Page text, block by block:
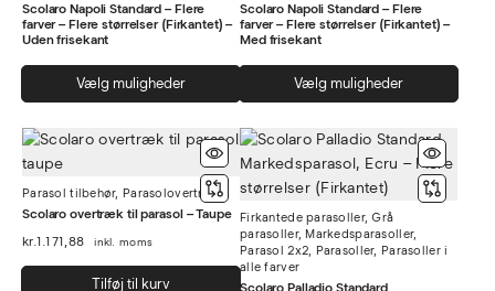
Scolaro Napoli Standard – Flere
farver – Flere størrelser (Firkantet) –
Uden frisekant
Vælg muligheder
vare
har
flere
varianter.
Mulighederne
kan
vælges
på
Scolaro Napoli Standard – Flere
farver – Flere størrelser (Firkantet) –
Med frisekant
Vælg muligheder
vare
Parasol tilbehør, Parasolovertræk
Scolaro overtræk til parasol – Taupe
kr.1.171,88 inkl. moms
Tilføj til kurv
Firkantede parasoller, Grå
parasoller, Markedsparasoller,
Parasol 2x2, Parasoller, Parasoller i
alle farver
Scolaro Palladio Standard